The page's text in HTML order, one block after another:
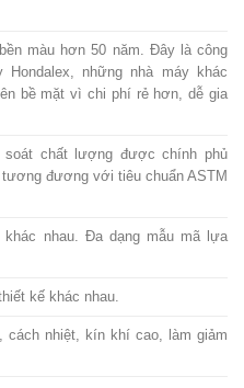
màu hơn 50 năm. Đây là công
những nhà máy khác
bề mặt vì chi phí rẻ hơn, dễ gia
chất lượng được chính phủ
đương với tiêu chuẩn ASTM
nhau. Đa dạng mẫu mã lựa
kế khác nhau.
cách nhiệt, kín khí cao, làm giảm